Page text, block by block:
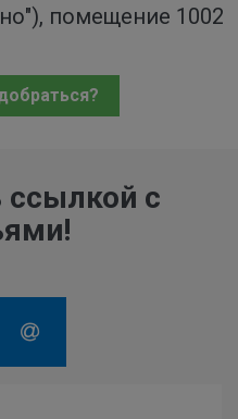
помещение 1002
ссылкой с